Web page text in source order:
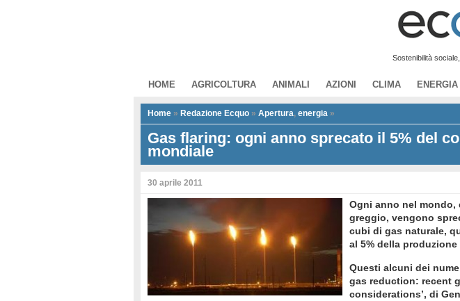
Sostenibilità
HOME AGRICOLTURA ANIMALI AZIONI CLIMA ENERGIA
Home » Redazione Ecquo » Apertura, energia »
Gas flaring: ogni anno sprecato il 5% del
mondiale
30 aprile 2011
Ogni anno nel mondo,
greggio, vengono
cubi di gas naturale,
al 5% della
Questi alcuni dei
gas reduction: recent
considerations’, di